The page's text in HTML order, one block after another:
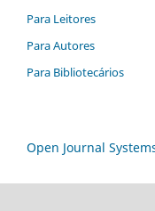
Para Leitores
Para Autores
Para Bibliotecários
Open Journal